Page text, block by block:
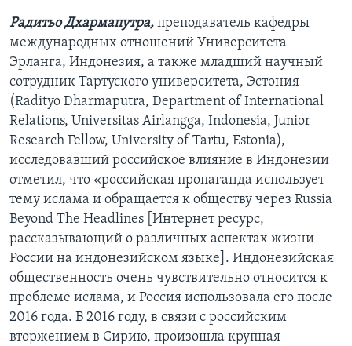
Радитьо Дхармапутра, преподаватель кафедры
международных отношений Университета
Эрланга, Индонезия, а также младший научный
сотрудник Тартуского университета, Эстония
(Radityo Dharmaputra, Department of International
Relations, Universitas Airlangga, Indonesia, Junior
Research Fellow, University of Tartu, Estonia),
исследовавший российское влияние в Индонезии
отметил, что «российская пропаганда использует
тему ислама и обращается к обществу через Russia
Beyond The Headlines [Интернет ресурс,
рассказывающий о различных аспектах жизни
России на индонезийском языке]. Индонезийская
общественность очень чувствительно относится к
проблеме ислама, и Россия использовала его после
2016 года. В 2016 году, в связи с российским
вторжением в Сирию, произошла крупная